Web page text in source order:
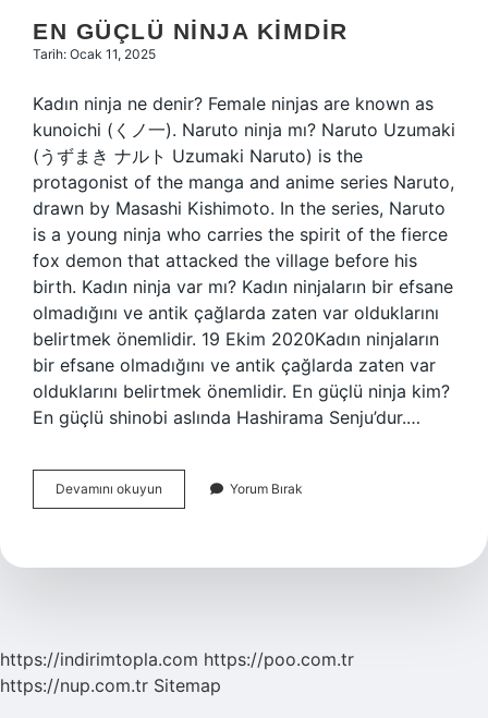
EN GÜÇLÜ NINJA KIMDIR
Tarih: Ocak 11, 2025
Kadın ninja ne denir? Female ninjas are known as
kunoichi (くノ一). Naruto ninja mı? Naruto Uzumaki
(うずまき ナルト Uzumaki Naruto) is the
protagonist of the manga and anime series Naruto,
drawn by Masashi Kishimoto. In the series, Naruto
is a young ninja who carries the spirit of the fierce
fox demon that attacked the village before his
birth. Kadın ninja var mı? Kadın ninjaların bir efsane
olmadığını ve antik çağlarda zaten var olduklarını
belirtmek önemlidir. 19 Ekim 2020Kadın ninjaların
bir efsane olmadığını ve antik çağlarda zaten var
olduklarını belirtmek önemlidir. En güçlü ninja kim?
En güçlü shinobi aslında Hashirama Senju’dur.…
Devamını okuyun
Güçlü
Yorum Bırak
https://indirimtopla.com https://poo.com.tr
https://nup.com.tr Sitemap